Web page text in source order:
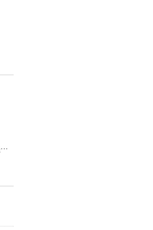
葬祭業求人募集・未経験・経験者問わず